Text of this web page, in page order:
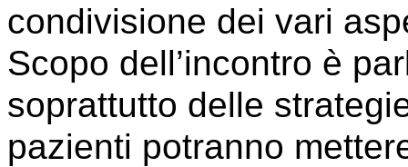
condivisione dei vari
Scopo dell’incontro è
soprattutto delle
pazienti potranno